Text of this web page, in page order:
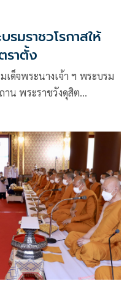
รมราชวโรกาสให้
ราตั้ง
ด็จพระนางเจ้า ฯ พระบรม
น พระราชวังดุสิต